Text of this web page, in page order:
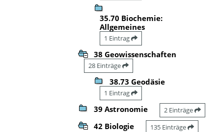
35.70 Biochemie:
Allgemeines
1 Eintrag
38 Geowissenschaften
28 Einträge
38.73 Geodäsie
1 Eintrag
39 Astronomie 2 Einträge
42 Biologie 135 Einträge